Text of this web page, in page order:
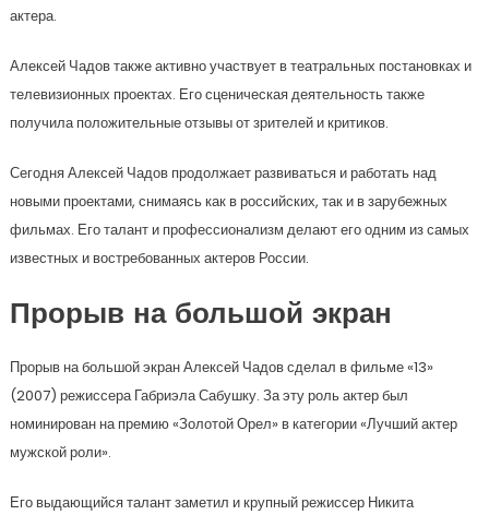
актера.
Алексей Чадов также активно участвует в театральных постановках и
телевизионных проектах. Его сценическая деятельность также
получила положительные отзывы от зрителей и критиков.
Сегодня Алексей Чадов продолжает развиваться и работать над
новыми проектами, снимаясь как в российских, так и в зарубежных
фильмах. Его талант и профессионализм делают его одним из самых
известных и востребованных актеров России.
Прорыв на большой экран
Прорыв на большой экран Алексей Чадов сделал в фильме «13»
(2007) режиссера Габриэла Сабушку. За эту роль актер был
номинирован на премию «Золотой Орел» в категории «Лучший актер
мужской роли».
Его выдающийся талант заметил и крупный режиссер Никита